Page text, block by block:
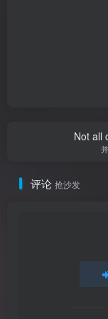
Not all
评论 抢沙发